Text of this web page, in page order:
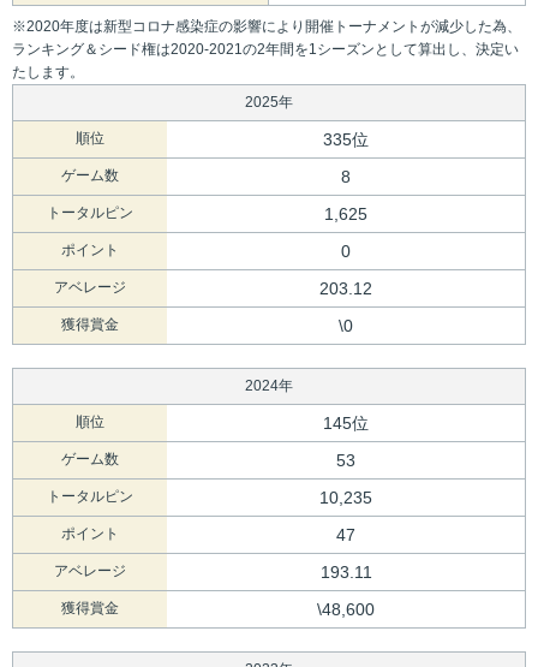
※2020年度は新型コロナ感染症の影響により開催トーナメントが減少した為、
ランキング＆シード権は2020-2021の2年間を1シーズンとして算出し、決定い
たします。
2025年
順位 335位
ゲーム数 8
トータルピン 1,625
ポイント 0
アベレージ 203.12
獲得賞金 \0
2024年
順位 145位
ゲーム数 53
トータルピン 10,235
ポイント 47
アベレージ 193.11
獲得賞金 \48,600